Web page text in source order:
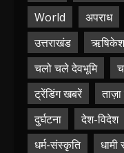
World
अपराध
उत्तराखंड
ऋषिकेश
चलो चले देवभूमि
ट्रेंडिंग खबरें
दुर्घटना
देश-विदेश
धर्म-संस्कृति
धामी